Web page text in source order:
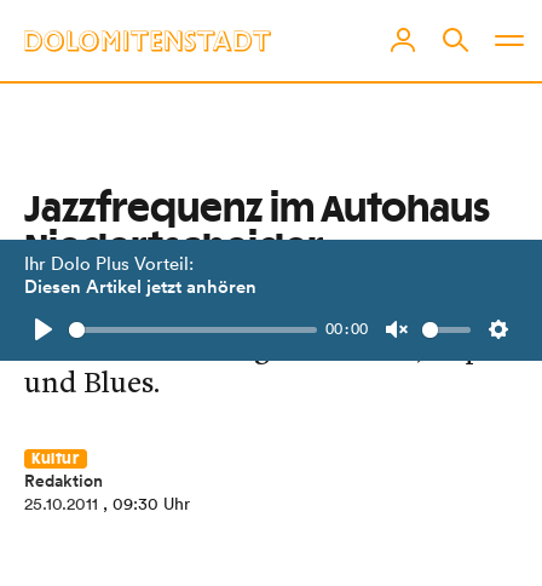
Ihr Dolo Plus Vorteil:
Diesen Artikel jetzt anhören
Play
00:00
Unmute
Jazzfrequenz im Autohaus
Niedertscheider
Benefizkonzert am 28. Oktober 2011
mit feinsten Klängen des Jazz, Pop
und Blues.
Kultur
Redaktion
25.10.2011 , 09:30 Uhr